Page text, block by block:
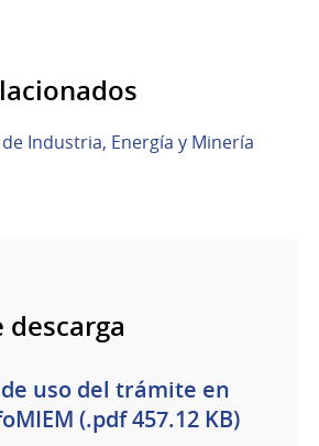
Industria, Energía y Minería
descarga
uso del trámite en
(.pdf 457.12 KB)